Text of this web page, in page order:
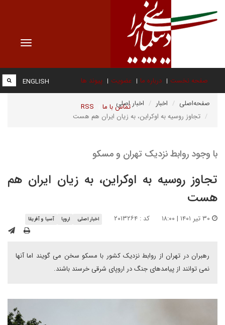
Toggle
صفحه نخست درباره ما عضویت پیوند ها
تماس با ما RSS
ENGLISH
صفحه‌اصلی اخبار
اخبار اصلی
تجاوز روسیه به اوکراین، به زیان ایران هم هست
با وجود روابط نزدیک تهران و مسکو
تجاوز روسیه به اوکراین، به زیان ایران هم
هست
کد : ۲۰۱۳۲۶۴ اخبار اصلی اروپا آسیا و آفریقا
رهبران در تهران از روابط نزدیک کشور با مسکو سخن می گویند اما آنها
نمی توانند از پیامدهای جنگ در اروپای شرقی خرسند باشند.